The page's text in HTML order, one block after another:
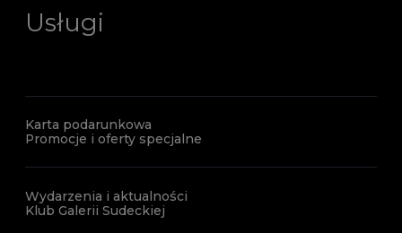
Usługi
Karta podarunkowa
Promocje i oferty specjalne
Wydarzenia i aktualności
Klub Galerii Sudeckiej